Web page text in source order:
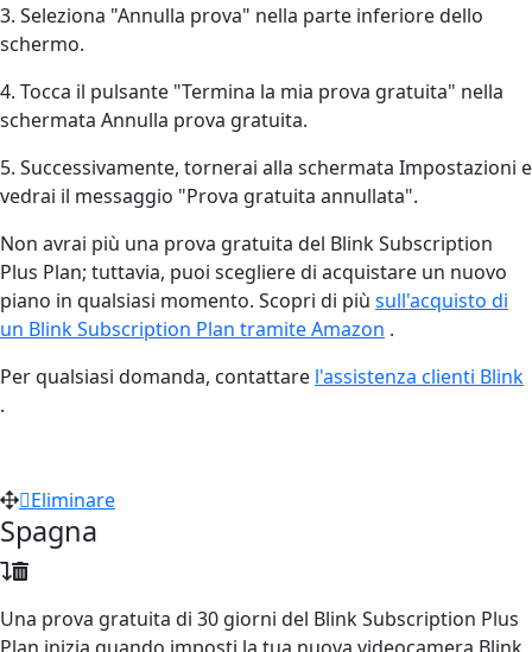
3. Seleziona "Annulla prova" nella parte inferiore dello
schermo.
4. Tocca il pulsante "Termina la mia prova gratuita" nella
schermata Annulla prova gratuita.
5. Successivamente, tornerai alla schermata Impostazioni e
vedrai il messaggio "Prova gratuita annullata".
Non avrai più una prova gratuita del Blink Subscription
Plus Plan; tuttavia, puoi scegliere di acquistare un nuovo
piano in qualsiasi momento. Scopri di più sull'acquisto di
un Blink Subscription Plan tramite Amazon ‍.
Per qualsiasi domanda, contattare l'assistenza clienti Blink
.
Eliminare
Spagna
Una prova gratuita di 30 giorni del Blink Subscription Plus